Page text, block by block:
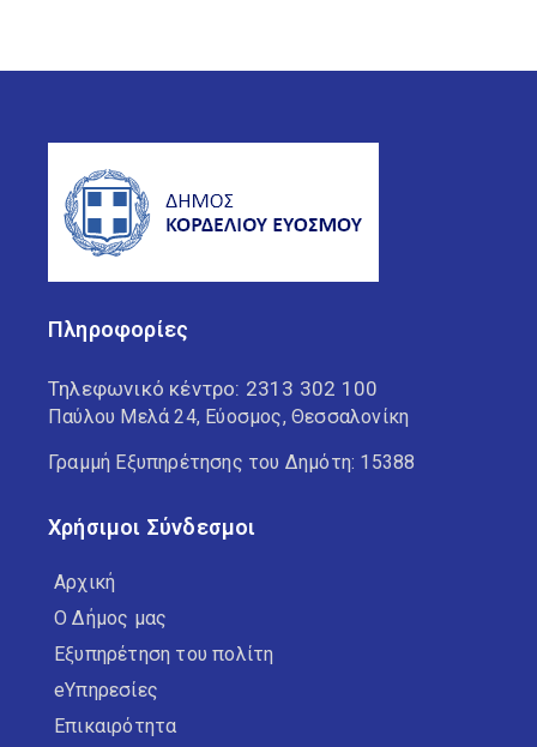
Πληροφορίες
Τηλεφωνικό κέντρο: 2313 302 100
Παύλου Μελά 24, Εύοσμος, Θεσσαλονίκη
Γραμμή Εξυπηρέτησης του Δημότη: 15388
Χρήσιμοι Σύνδεσμοι
Αρχική
Ο Δήμος μας
Εξυπηρέτηση του πολίτη
eΥπηρεσίες
Επικαιρότητα